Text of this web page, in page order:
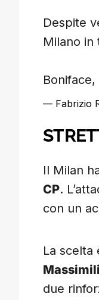
Despite
Milano in
— Fabrizio
Il Milan
CP.
con un
La scelta
due